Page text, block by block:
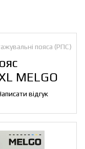
пояса (РПС)
MELGO
відгук